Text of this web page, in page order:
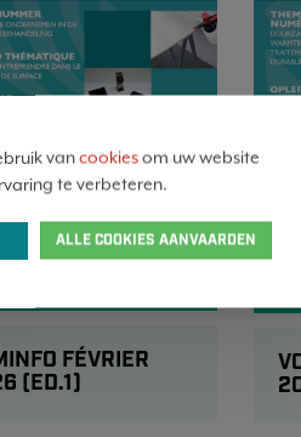
FÉVRIER
(ED.1)
vancookiesom uw website
te verbeteren.
ALLE COOKIES AANVAARDEN